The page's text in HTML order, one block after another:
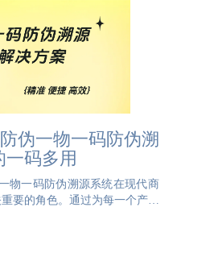
伪一物一码防伪溯
码多用
物一码防伪溯源系统在现代商
要的角色。通过为每一个产品
，还实现了全程追溯。这个二